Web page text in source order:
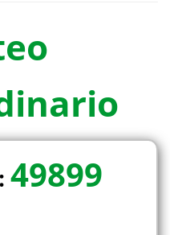
49899